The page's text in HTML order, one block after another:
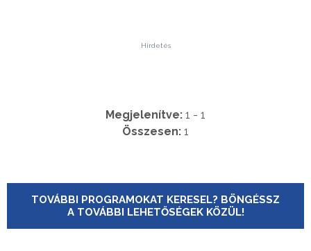
Hirdetés
Megjelenítve: 1 - 1
Összesen: 1
TOVÁBBI PROGRAMOKAT KERESEL? BÖNGÉSSZ
A TOVÁBBI LEHETŐSÉGEK KÖZÜL!